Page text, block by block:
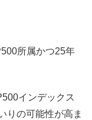
所属かつ25年
インデックス
りの可能性が高ま